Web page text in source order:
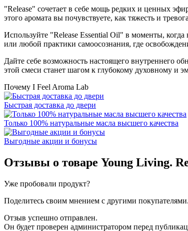
"Release" сочетает в себе мощь редких и ценных
этого аромата вы почувствуете, как тяжесть и
Используйте "Release Essential Oil" в моменты,
или любой практики самоосознания, где
Дайте себе возможность настоящего внутреннего
этой смеси станет шагом к глубокому духовному и
Почему I Feel Aroma Lab
Быстрая доставка до двери
Только 100% натуральные масла высшего качества
Выгодные акции и бонусы
Отзывы о товаре Young Living.
Уже пробовали продукт?
Поделитесь своим мнением с другими
Отзыв успешно отправлен.
Он будет проверен администратором перед